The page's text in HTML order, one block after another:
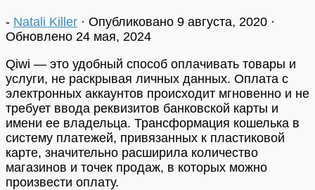
- Natali Killer · Опубликовано 9 августа, 2020 ·
Обновлено 24 мая, 2024
Qiwi — это удобный способ оплачивать товары и
услуги, не раскрывая личных данных. Оплата с
электронных аккаунтов происходит мгновенно и не
требует ввода реквизитов банковской карты и
имени ее владельца. Трансформация кошелька в
систему платежей, привязанных к пластиковой
карте, значительно расширила количество
магазинов и точек продаж, в которых можно
произвести оплату.